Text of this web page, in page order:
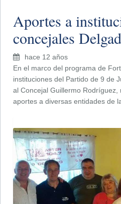
Aportes a
concejales
hace 12 años
En el marco del programa de
instituciones del Partido de 9 de
al Concejal Guillermo Rodríguez,
aportes a diversas entidades de